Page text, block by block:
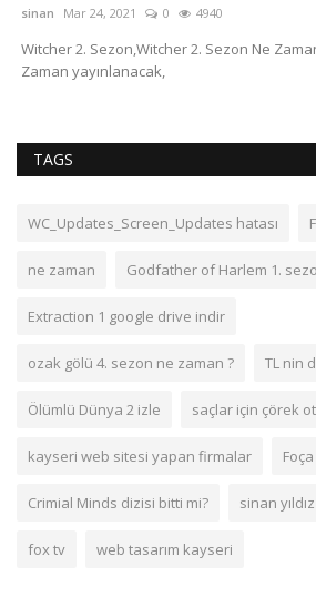
sinan Mar 24, 2021 0 4940
Witcher 2. Sezon,Witcher 2. Sezon Ne
Zaman yayınlanacak,
TAGS
WC_Updates_Screen_Updates hatası
ne zaman Godfather of Harlem 1.
Extraction 1 google drive indir
ozak gölü 4. sezon ne zaman ? TL nin
Ölümlü Dünya 2 izle saçlar için çörek
kayseri web sitesi yapan firmalar
Crimial Minds dizisi bitti mi? sinan
fox tv web tasarım kayseri